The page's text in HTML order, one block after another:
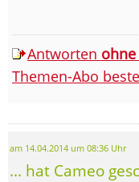
Antworten ohne
Themen-Abo
am 14.04.2014 um 08:36 Uhr
... hat Cameo